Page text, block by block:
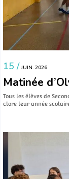
15 / JUIN. 2026
Matinée
Tous les élèves de
clore leur année